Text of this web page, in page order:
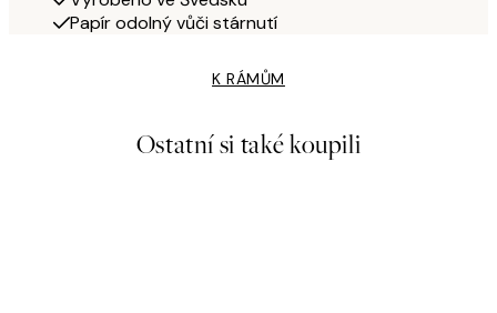
Papír odolný vůči stárnutí
K RÁMŮM
Ostatní si také koupili